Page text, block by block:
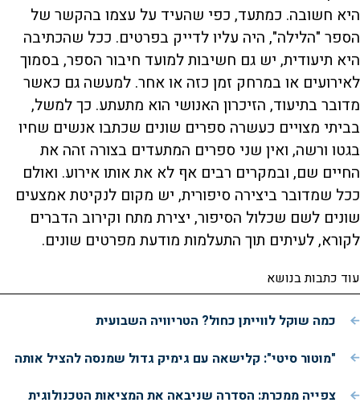
היא חשובה. כמתעד, כפי שהעיד על עצמו בהקשר של
הספר "הלילה", היה עליו לדייק בפרטים. ככל שהכתיבה
היא תיעודית, יש גם חשיבות למועד חיבור הספר, בסמוך
לאירועים או במרחק זמן כזה או אחר. למעשה גם כאשר
מדובר בתיעוד, הזיכרון האנושי הוא מתעתע. כך למשל,
בביתי מצויים כעשרה ספרים שונים שכתבו אנשים שחיו
בגטו ורשה, ואין שני ספרים המתעדים בצורה זהה את
החיים שם, ובמקרים רבים אף לא את אותו אירוע. ואולם
ככל שמדובר ביצירה סיפורית, יש מקום לנקיטת אמצעים
שונים לשם שכלול הסיפור, יצירת מתח וקירוב הדברים
לקורא, לעיתים תוך התעלמות מודעת מפרטים שונים.
עוד כתבות בנושא
כמה שוקל לווייתן כחול? הטריוויה השבועית
"מוטור סיטי": קלישאה עם גימיק גדול שמנסה להציל אותה
צפייה ממכרת: הסדרה שניבאה את המציאות הטכנולוגית